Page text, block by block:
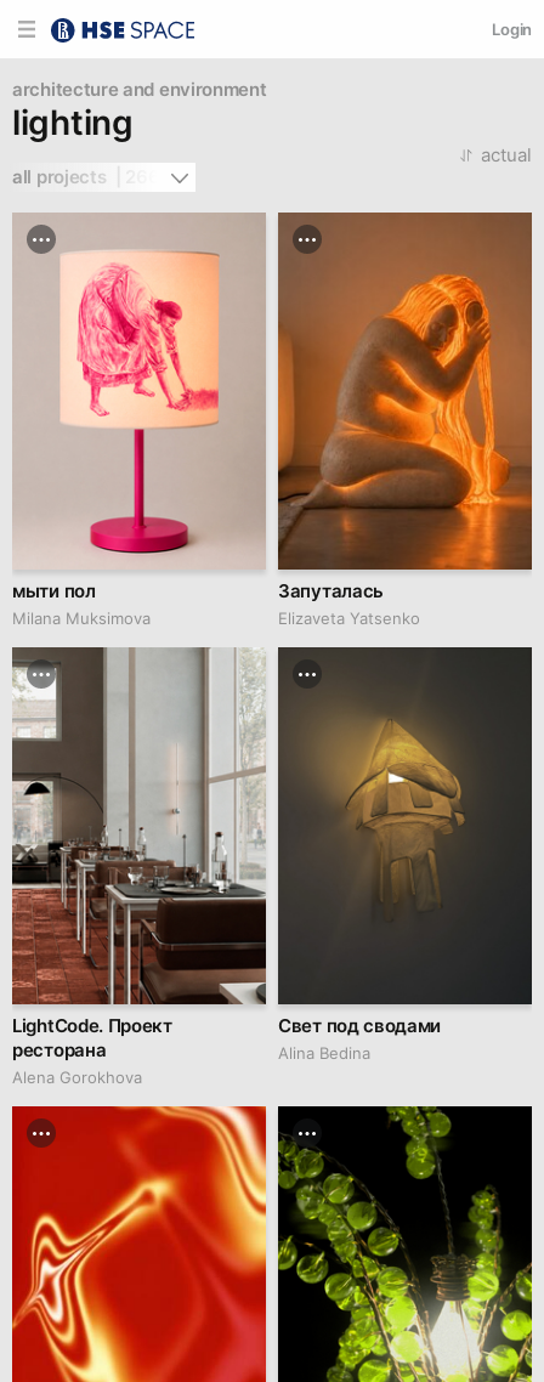
Login
architecture and environment
lighting
all projects  | 266
actual
мыти пол
Milana Muksimova
Запуталась
Elizaveta Yatsenko
LightCode. Проект
ресторана
Alena Gorokhova
Свет под сводами
Alina Bedina